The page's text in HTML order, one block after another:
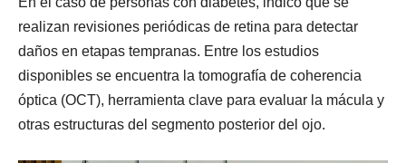
realizan revisiones periódicas de retina para detectar
daños en etapas tempranas. Entre los estudios
disponibles se encuentra la tomografía de coherencia
óptica (OCT), herramienta clave para evaluar la mácula y
otras estructuras del segmento posterior del ojo.